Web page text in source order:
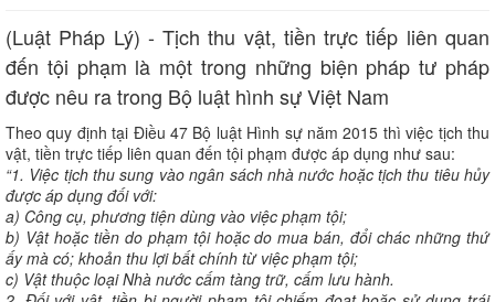
(Luật Pháp Lý) - Tịch thu vật, tiền trực tiếp liên quan
đến tội phạm là một trong những biện pháp tư pháp
được nêu ra trong Bộ luật hình sự Việt Nam
Theo quy định tại Điều 47 Bộ luật Hình sự năm 2015 thì việc tịch thu
vật, tiền trực tiếp liên quan đến tội phạm được áp dụng như sau:
“1. Việc tịch thu sung vào ngân sách nhà nước hoặc tịch thu tiêu hủy
được áp dụng đối với:
a) Công cụ, phương tiện dùng vào việc phạm tội;
b) Vật hoặc tiền do phạm tội hoặc do mua bán, đổi chác những thứ
ấy mà có; khoản thu lợi bất chính từ việc phạm tội;
c) Vật thuộc loại Nhà nước cấm tàng trữ, cấm lưu hành.